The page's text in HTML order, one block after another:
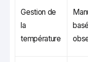
Gestion de
la
température